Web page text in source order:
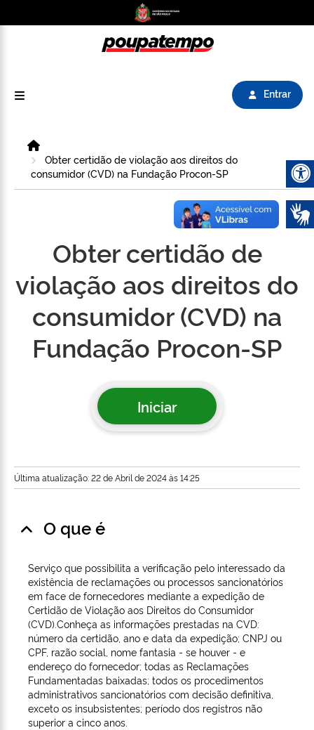
Entrar
Obter certidão de violação aos direitos do
consumidor (CVD) na Fundação Procon-SP
Obter certidão de
violação aos direitos do
consumidor (CVD) na
Fundação Procon-SP
Iniciar
Última atualização: 22 de Abril de 2024 às 14:25
O que é
Serviço que possibilita a verificação pelo interessado da
existência de reclamações ou processos sancionatórios
em face de fornecedores mediante a expedição de
Certidão de Violação aos Direitos do Consumidor
(CVD).Conheça as informações prestadas na CVD:
número da certidão, ano e data da expedição; CNPJ ou
CPF, razão social, nome fantasia - se houver - e
endereço do fornecedor; todas as Reclamações
Fundamentadas baixadas; todos os procedimentos
administrativos sancionatórios com decisão definitiva,
exceto os insubsistentes; período dos registros não
superior a cinco anos.